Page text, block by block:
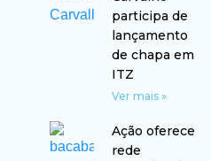
participa de
lançamento
de chapa em
ITZ
Ver mais »
Ação oferece
rede